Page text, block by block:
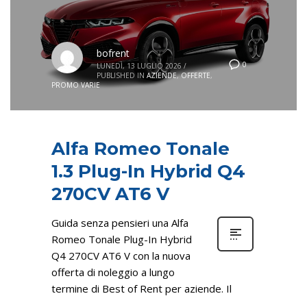
0
bofrent
LUNEDÌ, 13 LUGLIO 2026 /
PUBLISHED IN AZIENDE,OFFERTE,
PROMO VARIE
Alfa Romeo Tonale
1.3 Plug-In Hybrid Q4
270CV AT6 V
Guida senza pensieri una Alfa
Romeo Tonale Plug-In Hybrid
Q4 270CV AT6 V con la nuova
offerta di noleggio a lungo
termine di Best of Rent per aziende. Il